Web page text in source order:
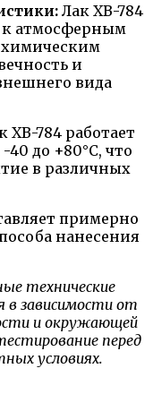
Лак ХВ-784
к атмосферным
химическим
и
вида
ХВ-784 работает
до +80°C, что
в различных
примерно
нанесения
технические
в зависимости от
и окружающей
перед
условиях.